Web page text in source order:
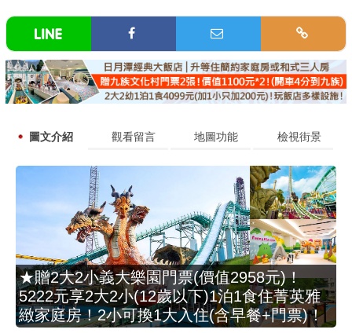
圖文介紹 觀看留言 地圖功能 檢視街景
★贈2大2小義大樂園門票(價值2958元)！
5222元享2大2小(12歲以下)1泊1食住菁英雅
緻家庭房！2小可換1大入住(含早餐+門票)！